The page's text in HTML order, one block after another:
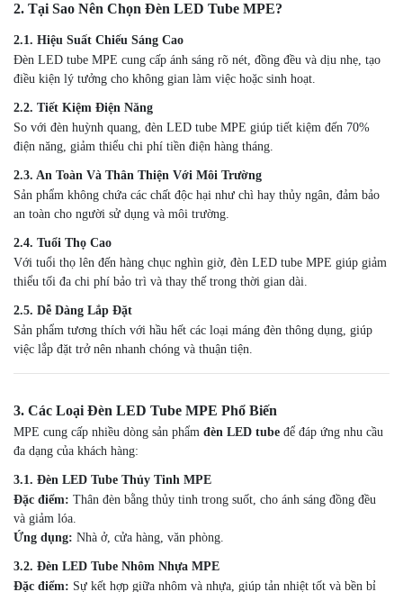
2. Tại Sao Nên Chọn Đèn LED Tube MPE?
2.1. Hiệu Suất Chiếu Sáng Cao
Đèn LED tube MPE cung cấp ánh sáng rõ nét, đồng đều và dịu nhẹ, tạo
điều kiện lý tưởng cho không gian làm việc hoặc sinh hoạt.
2.2. Tiết Kiệm Điện Năng
So với đèn huỳnh quang, đèn LED tube MPE giúp tiết kiệm đến 70%
điện năng, giảm thiểu chi phí tiền điện hàng tháng.
2.3. An Toàn Và Thân Thiện Với Môi Trường
Sản phẩm không chứa các chất độc hại như chì hay thủy ngân, đảm bảo
an toàn cho người sử dụng và môi trường.
2.4. Tuổi Thọ Cao
Với tuổi thọ lên đến hàng chục nghìn giờ, đèn LED tube MPE giúp giảm
thiểu tối đa chi phí bảo trì và thay thế trong thời gian dài.
2.5. Dễ Dàng Lắp Đặt
Sản phẩm tương thích với hầu hết các loại máng đèn thông dụng, giúp
việc lắp đặt trở nên nhanh chóng và thuận tiện.
3. Các Loại Đèn LED Tube MPE Phổ Biến
MPE cung cấp nhiều dòng sản phẩm đèn LED tube để đáp ứng nhu cầu
đa dạng của khách hàng:
3.1. Đèn LED Tube Thủy Tinh MPE
Đặc điểm: Thân đèn bằng thủy tinh trong suốt, cho ánh sáng đồng đều
và giảm lóa.
Ứng dụng: Nhà ở, cửa hàng, văn phòng.
3.2. Đèn LED Tube Nhôm Nhựa MPE
Đặc điểm: Sự kết hợp giữa nhôm và nhựa, giúp tản nhiệt tốt và bền bỉ